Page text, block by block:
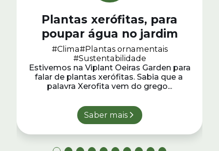
Plantas xerófitas, para
poupar água no jardim
#Clima#Plantas ornamentais
#Sustentabilidade
Estivemos na Viplant Oeiras Garden para
falar de plantas xerófitas. Sabia que a
palavra Xerofita vem do grego...
Saber mais